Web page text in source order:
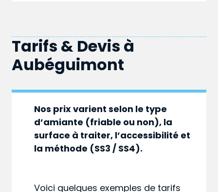
Tarifs & Devis à
Aubéguimont
Nos prix varient selon le type
d’amiante (friable ou non), la
surface à traiter, l’accessibilité et
la méthode (SS3 / SS4).
Voici quelques exemples de tarifs